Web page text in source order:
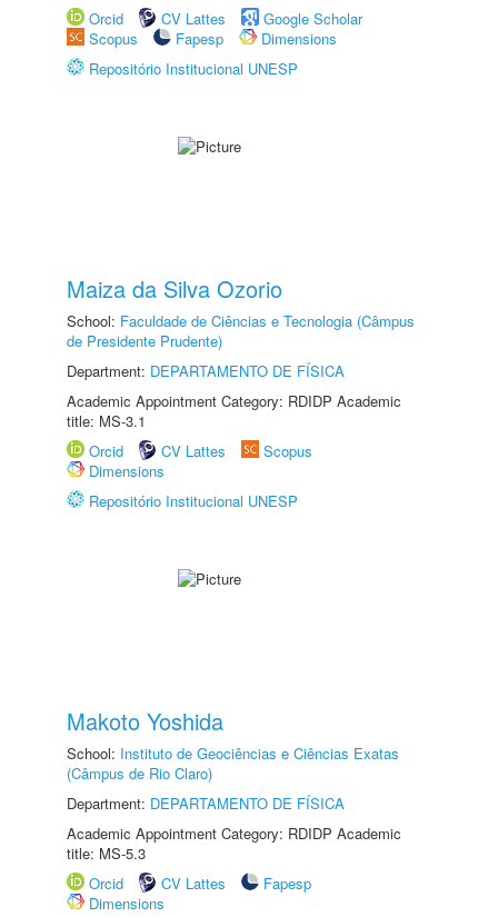
Orcid
CV Lattes
Google Scholar
Scopus
Fapesp
Dimensions
Repositório Institucional UNESP
Maiza da Silva Ozorio
School: Faculdade de Ciências e Tecnologia (Câmpus
de Presidente Prudente)
Department: DEPARTAMENTO DE FÍSICA
Academic Appointment Category: RDIDP Academic
title: MS-3.1
Orcid
CV Lattes
Scopus
Dimensions
Repositório Institucional UNESP
Makoto Yoshida
School: Instituto de Geociências e Ciências Exatas
(Câmpus de Rio Claro)
Department: DEPARTAMENTO DE FÍSICA
Academic Appointment Category: RDIDP Academic
title: MS-5.3
Orcid
CV Lattes
Fapesp
Dimensions